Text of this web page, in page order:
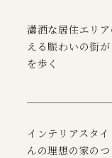
瀟洒な居住エリ
える賑わいの街が
を歩く
インテリアスタ
んの理想の家の